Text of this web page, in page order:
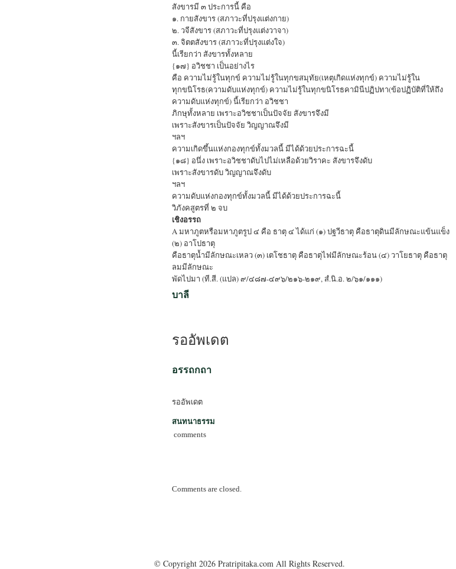
สังขารมี ๓ ประการนี้ คือ
๑. กายสังขาร (สภาวะที่ปรุงแต่งกาย)
๒. วจีสังขาร (สภาวะที่ปรุงแต่งวาจา)
๓. จิตตสังขาร (สภาวะที่ปรุงแต่งใจ)
นี้เรียกว่า สังขารทั้งหลาย
{๑๗} อวิชชา เป็นอย่างไร
คือ ความไม่รู้ในทุกข์ ความไม่รู้ในทุกขสมุทัย(เหตุเกิดแห่งทุกข์) ความไม่รู้ใน
ทุกขนิโรธ(ความดับแห่งทุกข์) ความไม่รู้ในทุกขนิโรธคามินีปฏิปทา(ข้อปฏิบัติที่ให้ถึง
ความดับแห่งทุกข์) นี้เรียกว่า อวิชชา
ภิกษุทั้งหลาย เพราะอวิชชาเป็นปัจจัย สังขารจึงมี
เพราะสังขารเป็นปัจจัย วิญญาณจึงมี
ฯลฯ
ความเกิดขึ้นแห่งกองทุกข์ทั้งมวลนี้ มีได้ด้วยประการฉะนี้
{๑๘} อนึ่ง เพราะอวิชชาดับไปไม่เหลือด้วยวิราคะ สังขารจึงดับ
เพราะสังขารดับ วิญญาณจึงดับ
ฯลฯ
ความดับแห่งกองทุกข์ทั้งมวลนี้ มีได้ด้วยประการฉะนี้
วิภังคสูตรที่ ๒ จบ
เชิงอรรถ
A มหาภูตหรือมหาภูตรูป ๔ คือ ธาตุ ๔ ได้แก่ (๑) ปฐวีธาตุ คือธาตุดินมีลักษณะแข้นแข็ง
(๒) อาโปธาตุ
คือธาตุน้ำมีลักษณะเหลว (๓) เตโชธาตุ คือธาตุไฟมีลักษณะร้อน (๔) วาโยธาตุ คือธาตุ
ลมมีลักษณะ
พัดไปมา (ที.สี. (แปล) ๙/๔๘๗-๔๙๖/๒๑๖-๒๑๙, สํ.นิ.อ. ๒/๖๑/๑๑๑)
บาลี
รออัพเดต
อรรถกถา
รออัพเดต
สนทนาธรรม
comments
Comments are closed.
© Copyright 2026 Pratripitaka.com All Rights Reserved.